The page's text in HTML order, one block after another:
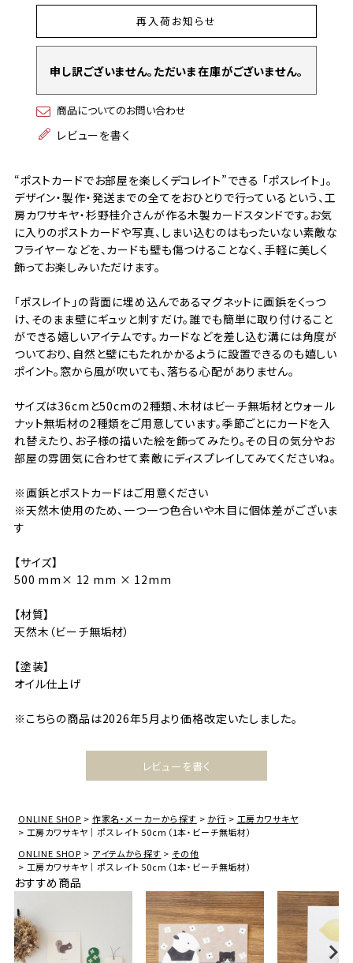
再入荷お知らせ
申し訳ございません。ただいま在庫がございません。
商品についてのお問い合わせ
レビューを書く
“ポストカードでお部屋を楽しくデコレイト”できる 「ポスレイト」。
デザイン・製作・発送までの全てをおひとりで行っているという、工
房カワサキヤ・杉野桂介さんが作る木製カードスタンドです。お気
に入りのポストカードや写真、しまい込むのはもったいない素敵な
フライヤーなどを、カードも壁も傷つけることなく、手軽に美しく
飾ってお楽しみいただけます。
「ポスレイト」の背面に埋め込んであるマグネットに画鋲をくっつ
け、そのまま壁にギュッと刺すだけ。誰でも簡単に取り付けること
ができる嬉しいアイテムです。カードなどを差し込む溝には角度が
ついており、自然と壁にもたれかかるように設置できるのも嬉しい
ポイント。窓から風が吹いても、落ちる心配がありません。
サイズは36cmと50cmの2種類、木材はビーチ無垢材とウォール
ナット無垢材の2種類をご用意しています。季節ごとにカードを入
れ替えたり、お子様の描いた絵を飾ってみたり。その日の気分やお
部屋の雰囲気に合わせて素敵にディスプレイしてみてくださいね。
※画鋲とポストカードはご用意ください
※天然木使用のため、一つ一つ色合いや木目に個体差がございま
す
【サイズ】
500 mm× 12 mm × 12mm
【材質】
天然木（ビーチ無垢材）
【塗装】
オイル仕上げ
※こちらの商品は2026年5月より価格改定いたしました。
レビューを書く
ONLINE SHOP 作家名・メーカーから探す か行
工房カワサキヤ
工房カワサキヤ｜ポスレイト 50cm（1本・ビーチ無垢材）
ONLINE SHOP
アイテムから探す
その他
工房カワサキヤ｜ポスレイト 50cm（1本・ビーチ無垢材）
おすすめ商品